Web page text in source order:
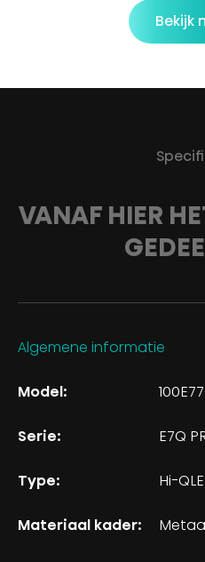
Bekijk
VANAF HIER
Algemene informatie
Model:
Serie: E7Q
Type: Hi-
Materiaal kader: